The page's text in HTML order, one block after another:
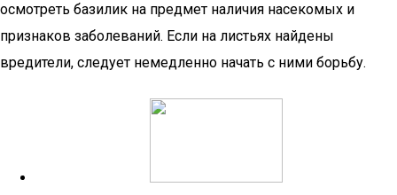
осмотреть базилик на предмет наличия насекомых и
признаков заболеваний. Если на листьях найдены
вредители, следует немедленно начать с ними борьбу.